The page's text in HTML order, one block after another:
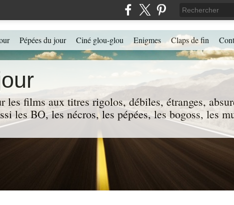
les films aux titres rigolos, débiles, étranges,
les BO, les nécros, les pépées, les bogoss, les
Pépées du jour Ciné glou-glou Enigmes Claps de fin